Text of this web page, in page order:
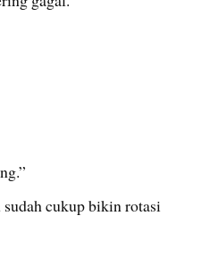
cukup bikin rotasi